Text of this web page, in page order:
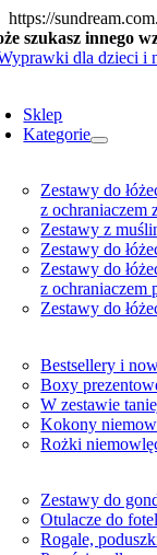
https://
szukasz innego
Sklep
Kategorie
Zestawy do
z ochraniaczem
Zestawy z
Zestawy do
Zestawy do
z ochraniaczem
Zestawy do
Bestsellery i
Boxy
W zestawie
Kokony
Rożki
Zestawy do
Otulacze do
Rogale,